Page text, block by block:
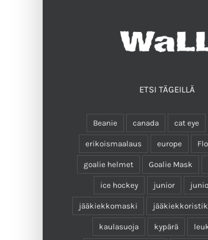
ETSI TÄGEILLÄ
Beanie canada cat eye
erikoismaalaus europe
goalie helmet Goalie Mask
ice hockey junior
jääkiekkomaski
kaulasuoja kypärä